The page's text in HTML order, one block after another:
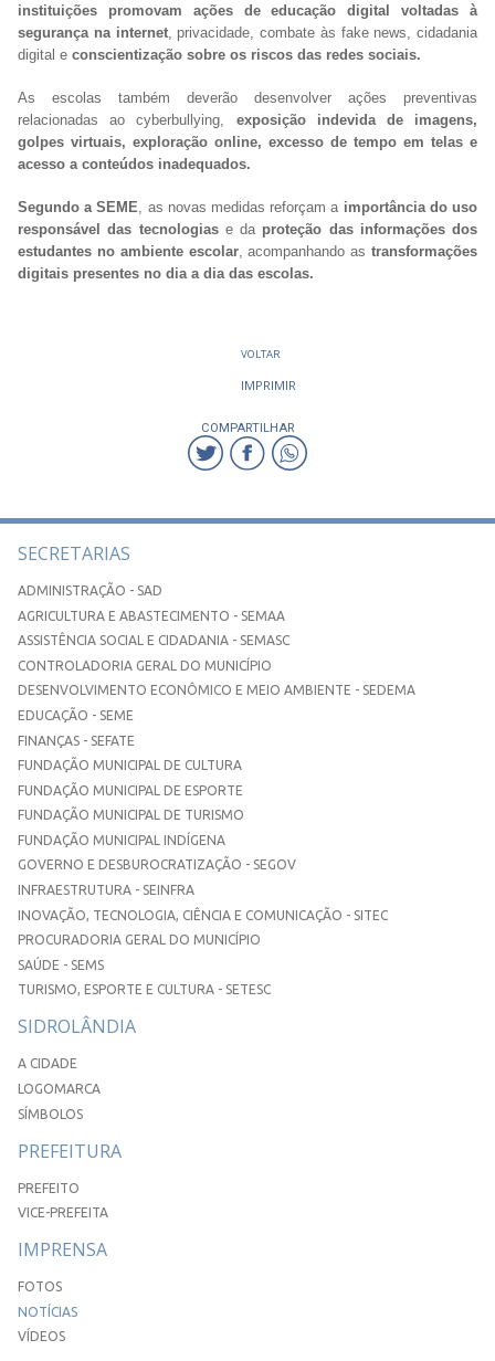
instituições promovam ações de educação digital voltadas à
segurança na internet, privacidade, combate às fake news, cidadania
digital e conscientização sobre os riscos das redes sociais.
As escolas também deverão desenvolver ações preventivas
relacionadas ao cyberbullying, exposição indevida de imagens,
golpes virtuais, exploração online, excesso de tempo em telas e
acesso a conteúdos inadequados.
Segundo a SEME, as novas medidas reforçam aimportância do uso
responsável das tecnologias e daproteção das informações dos
estudantes no ambiente escolar, acompanhando as transformações
digitais presentes no dia a dia das escolas.
VOLTAR
IMPRIMIR
COMPARTILHAR
SECRETARIAS
ADMINISTRAÇÃO - SAD
AGRICULTURA E ABASTECIMENTO - SEMAA
ASSISTÊNCIA SOCIAL E CIDADANIA - SEMASC
CONTROLADORIA GERAL DO MUNICÍPIO
DESENVOLVIMENTO ECONÔMICO E MEIO AMBIENTE - SEDEMA
EDUCAÇÃO - SEME
FINANÇAS - SEFATE
FUNDAÇÃO MUNICIPAL DE CULTURA
FUNDAÇÃO MUNICIPAL DE ESPORTE
FUNDAÇÃO MUNICIPAL DE TURISMO
FUNDAÇÃO MUNICIPAL INDÍGENA
GOVERNO E DESBUROCRATIZAÇÃO - SEGOV
INFRAESTRUTURA - SEINFRA
INOVAÇÃO, TECNOLOGIA, CIÊNCIA E COMUNICAÇÃO - SITEC
PROCURADORIA GERAL DO MUNICÍPIO
SAÚDE - SEMS
TURISMO, ESPORTE E CULTURA - SETESC
SIDROLÂNDIA
A CIDADE
LOGOMARCA
SÍMBOLOS
PREFEITURA
PREFEITO
VICE-PREFEITA
IMPRENSA
FOTOS
NOTÍCIAS
VÍDEOS